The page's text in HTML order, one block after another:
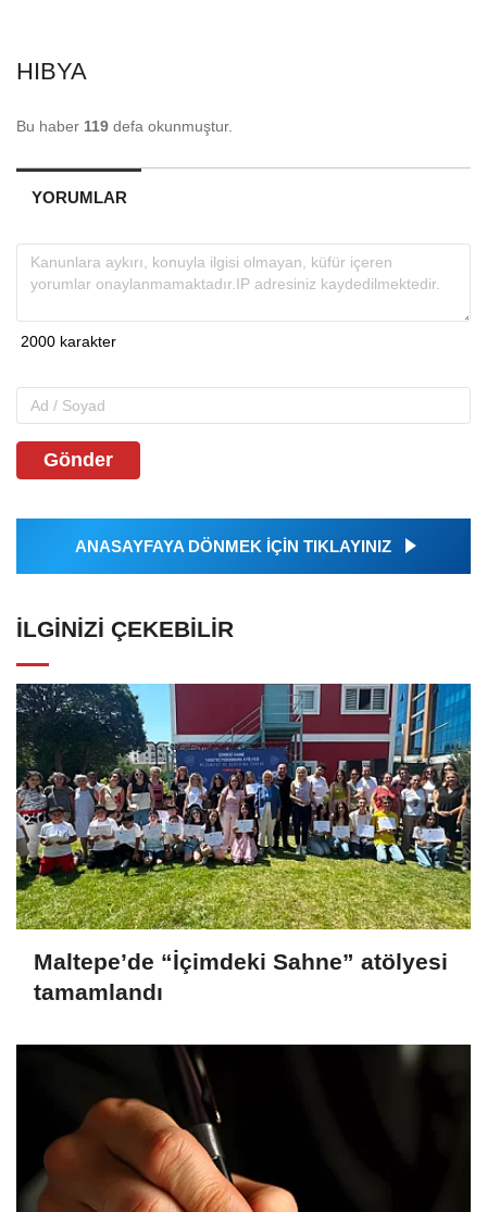
HIBYA
Bu haber 119 defa okunmuştur.
YORUMLAR
Gönder
ANASAYFAYA DÖNMEK İÇİN TIKLAYINIZ
İLGINIZI ÇEKEBILIR
Maltepe’de “İçimdeki Sahne” atölyesi
tamamlandı